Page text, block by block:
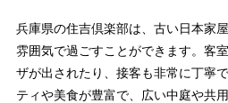
兵庫県の住吉倶楽部は、古い日本家
雰囲気で過ごすことができます。客
ザが出されたり、接客も非常に丁寧
ティや美食が豊富で、広い中庭や共